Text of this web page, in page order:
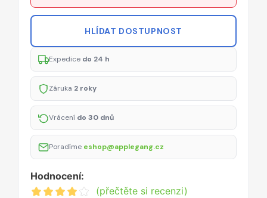
HLÍDAT DOSTUPNOST
Expedice do 24 h
Záruka 2 roky
Vrácení do 30 dnů
Poradíme eshop@applegang.cz
Hodnocení:
(přečtěte si recenzi)